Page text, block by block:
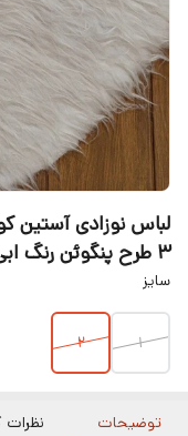
3 طرح پنگوئن رنگ ابی
سایز
۱ ۲
توضیحات نظرات